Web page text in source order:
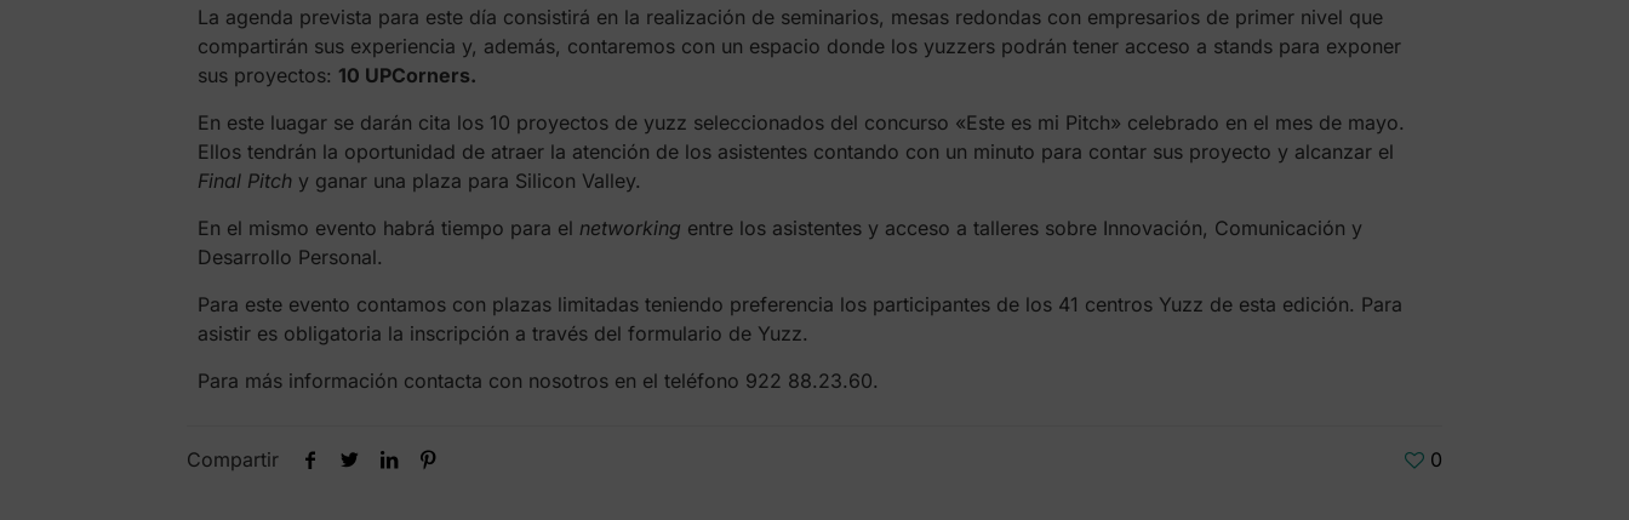
La agenda prevista para este día consistirá en la realización de seminarios, mesas redondas con empresarios de primer nivel que
compartirán sus experiencia y, además, contaremos con un espacio donde los yuzzers podrán tener acceso a stands para exponer
sus proyectos: 10 UPCorners.
En este luagar se darán cita los 10 proyectos de yuzz seleccionados del concurso «Este es mi Pitch» celebrado en el mes de mayo.
Ellos tendrán la oportunidad de atraer la atención de los asistentes contando con un minuto para contar sus proyecto y alcanzar el
Final Pitchy ganar una plaza para Silicon Valley.
En el mismo evento habrá tiempo para el networking entre los asistentes y acceso a talleres sobre Innovación, Comunicación y
Desarrollo Personal.
Para este evento contamos con plazas limitadas teniendo preferencia los participantes de los 41 centros Yuzz de esta edición. Para
asistir es obligatoria la inscripción a través del formulario de Yuzz.
Para más información contacta con nosotros en el teléfono 922 88.23.60.
Compartir 0